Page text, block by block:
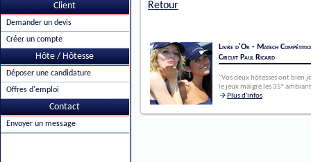
Client
Demander un devis
Créer un compte
Hôte / Hôtesse
Déposer une candidature
Offres d'emploi
Contact
Envoyer un message
Retour
Livre d'Or - Matech
Circuit Paul Ricard
"Vos deux hôtesses ont bien
le jeux malgré les 35°
Plus d'infos